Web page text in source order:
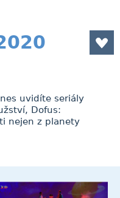
uvidíte seriály
Dofus:
nejen z planety